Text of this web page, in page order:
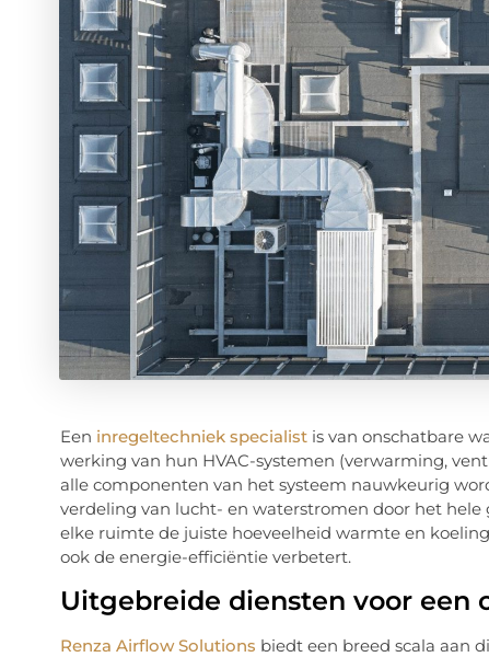
Een inregeltechniek specialistis van onschatbare
werking van hun HVAC-systemen (verwarming,
alle componenten van het systeem nauwkeurig
verdeling van lucht- en waterstromen door het hele
elke ruimte de juiste hoeveelheid warmte en
ook de energie-efficiëntie verbetert.
Uitgebreide diensten voor
Renza Airflow Solutions biedt een breed scala aan